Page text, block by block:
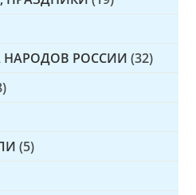
НАРОДОВ РОССИИ (32)
(5)